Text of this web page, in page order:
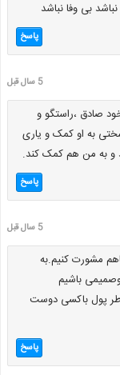
بی وفا نباشد
پاسخ
5 سال قبل
صادق ،راستگو و
به او کمک و یاری
و به من هم کمک کند.
پاسخ
5 سال قبل
مشورت کنیم.به
وصمیمی باشیم
پول باکسی دوست
پاسخ